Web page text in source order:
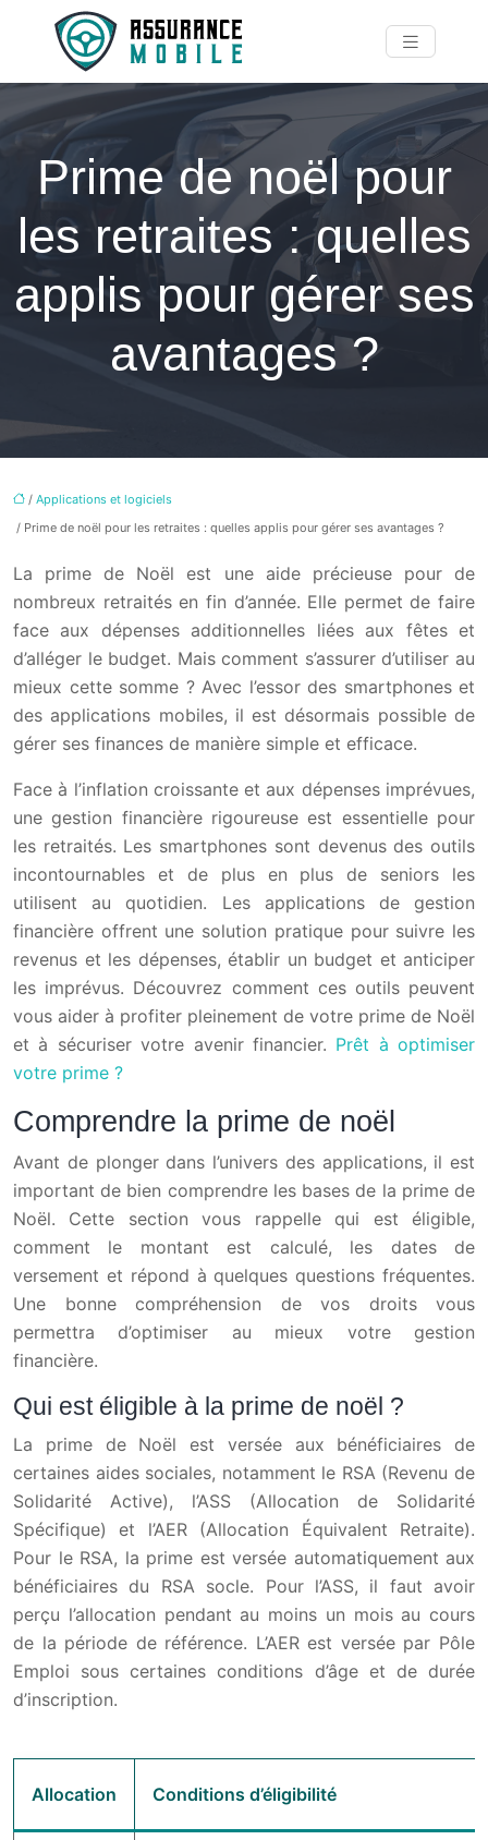
Prime de noël pour
les retraites : quelles
applis pour gérer ses
avantages ?
/ Applications et logiciels
/ Prime de noël pour les retraites : quelles applis pour gérer ses avantages ?
La prime de Noël est une aide précieuse pour de
nombreux retraités en fin d’année. Elle permet de faire
face aux dépenses additionnelles liées aux fêtes et
d’alléger le budget. Mais comment s’assurer d’utiliser au
mieux cette somme ? Avec l’essor des smartphones et
des applications mobiles, il est désormais possible de
gérer ses finances de manière simple et efficace.
Face à l’inflation croissante et aux dépenses imprévues,
une gestion financière rigoureuse est essentielle pour
les retraités. Les smartphones sont devenus des outils
incontournables et de plus en plus de seniors les
utilisent au quotidien. Les applications de gestion
financière offrent une solution pratique pour suivre les
revenus et les dépenses, établir un budget et anticiper
les imprévus. Découvrez comment ces outils peuvent
vous aider à profiter pleinement de votre prime de Noël
et à sécuriser votre avenir financier. Prêt à optimiser
votre prime ?
Comprendre la prime de noël
Avant de plonger dans l’univers des applications, il est
important de bien comprendre les bases de la prime de
Noël. Cette section vous rappelle qui est éligible,
comment le montant est calculé, les dates de
versement et répond à quelques questions fréquentes.
Une bonne compréhension de vos droits vous
permettra d’optimiser au mieux votre gestion
financière.
Qui est éligible à la prime de noël ?
La prime de Noël est versée aux bénéficiaires de
certaines aides sociales, notamment le RSA (Revenu de
Solidarité Active), l’ASS (Allocation de Solidarité
Spécifique) et l’AER (Allocation Équivalent Retraite).
Pour le RSA, la prime est versée automatiquement aux
bénéficiaires du RSA socle. Pour l’ASS, il faut avoir
perçu l’allocation pendant au moins un mois au cours
de la période de référence. L’AER est versée par Pôle
Emploi sous certaines conditions d’âge et de durée
d’inscription.
Allocation Conditions d’éligibilité